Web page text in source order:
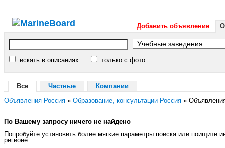
Добавить объявление
искать в описаниях только с фото
Все Частные
Компании
Объявления Россия » Образование, консультации Россия »
По Вашему запросу ничего не найдено
Попробуйте установить более мягкие параметры поиска или поищите
регионе